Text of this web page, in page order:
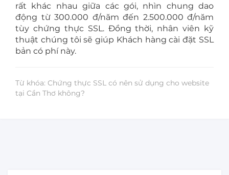
rất khác nhau giữa các gói, nhìn chung dao
động từ 300.000 đ/năm đến 2.500.000 đ/năm
tùy chứng thực SSL. Đồng thời, nhân viên kỹ
thuật chúng tôi sẽ giúp Khách hàng cài đặt SSL
bản có phí này.
Từ khóa: Chứng thực SSL có nên sử dụng cho website
tại Cần Thơ không?